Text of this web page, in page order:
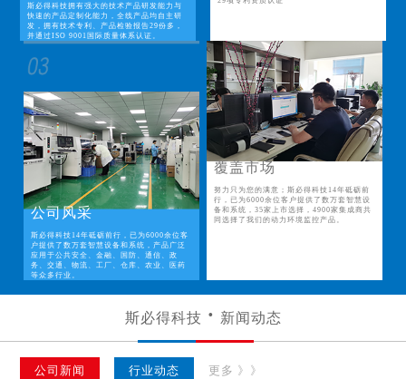
斯必得科技拥有强大的技术产品研发能力与
快速的产品定制化能力，全线产品均自主研
发，拥有技术专利、产品检验报告29份多，
并通过ISO 9001国际质量体系认证。
公司风采
斯必得科技14年砥砺前行，已为6000余位客
户提供了数万套智慧设备和系统，产品广泛
应用于公共安全、金融、国防、通信、政
务、交通、物流、工厂、仓库、农业、医药
等众多行业。
覆盖市场
努力只为您的满意；斯必得科技14年砥砺前
行，已为6000余位客户提供了数万套智慧设
备和系统，35家上市选择，4900家集成商共
同选择了我们的动力环境监控产品。
斯必得科技 新闻动态
公司新闻 行业动态 更多 》》